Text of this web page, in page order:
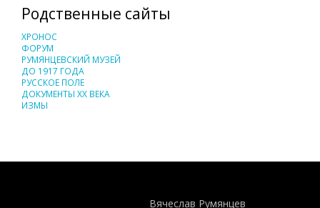
Родственные сайты
ХРОНОС
ФОРУМ
РУМЯНЦЕВСКИЙ МУЗЕЙ
ДО 1917 ГОДА
РУССКОЕ ПОЛЕ
ДОКУМЕНТЫ XX ВЕКА
ИЗМЫ
Вячеслав Румянцев